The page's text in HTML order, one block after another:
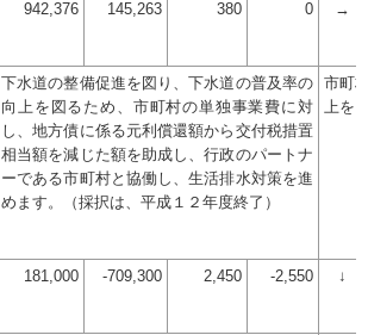
942,376 145,263 380 0 →
下水道の整備促進を図り、下水道の普及率の
向上を図るため、市町村の単独事業費に対
し、地方債に係る元利償還額から交付税措置
相当額を減じた額を助成し、行政のパートナ
ーである市町村と協働し、生活排水対策を進
めます。（採択は、平成１２年度終了）
市町
上を
181,000 -709,300 2,450 -2,550 ↓